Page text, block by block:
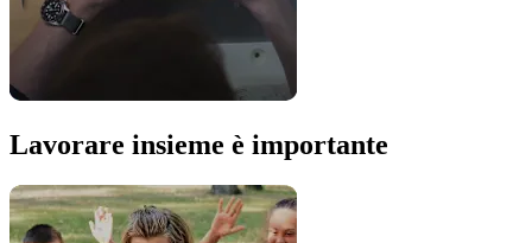
Lavorare insieme è importante